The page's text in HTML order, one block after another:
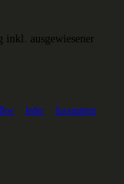
inkl. ausgewiesener
lkw leder
fussmatten